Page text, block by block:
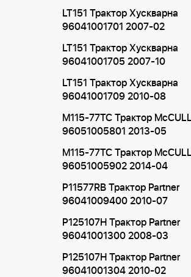
LT151 Трактор Хускварна
96041001701 2007-02
LT151 Трактор Хускварна
96041001705 2007-10
LT151 Трактор Хускварна
96041001709 2010-08
M115-77TC Трактор
96051005801 2013-05
M115-77TC Трактор
96051005902 2014-04
P11577RB Трактор Partner
96041009400 2010-07
P125107H Трактор Partner
96041001300 2008-03
P125107H Трактор Partner
96041001304 2010-02